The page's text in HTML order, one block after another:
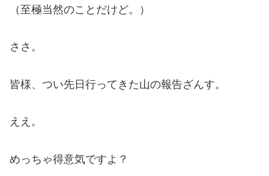
（至極当然のことだけど。）
ささ。
皆様、つい先日行ってきた山の報告ざんす。
ええ。
めっちゃ得意気ですよ？